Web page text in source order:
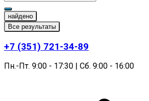
найдено
Все результаты
+7 (351) 721-34-89
Пн.-Пт. 9:00 - 17:30 | Сб. 9:00 - 16:00